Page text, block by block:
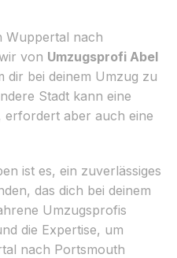
Wuppertal nach
von Umzugsprofi Abel
dir bei deinem Umzug zu
Stadt kann eine
erfordert aber auch eine
ist es, ein zuverlässiges
das dich bei deinem
Umzugsprofis
die Expertise, um
nach Portsmouth